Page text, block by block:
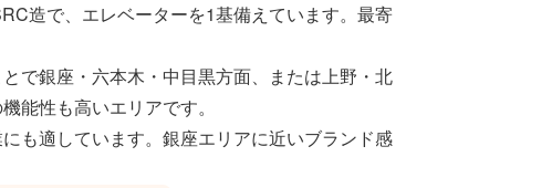
造で、エレベーターを1基備えています。最寄
で銀座・六本木・中目黒方面、または上野・北
能性も高いエリアです。
も適しています。銀座エリアに近いブランド感